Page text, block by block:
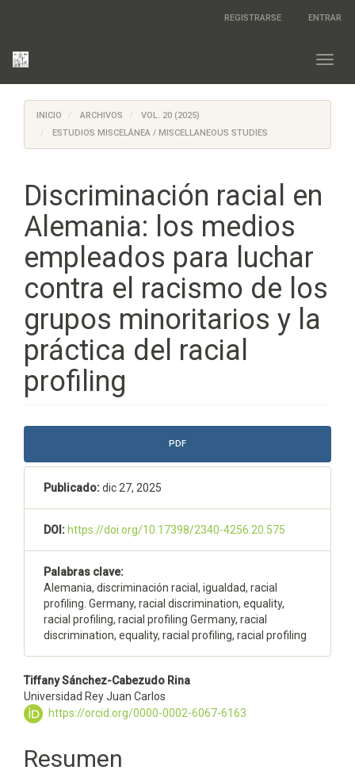
contenido
la
página
Navegación
principal
Contenido
lateral
REGISTRARSE ENTRAR
INICIO ARCHIVOS
VOL. 20 (2025)
ESTUDIOS MISCELÁNEA / MISCELLANEOUS STUDIES
Discriminación racial en
Alemania: los medios
empleados para luchar
contra el racismo de los
grupos minoritarios y la
práctica del racial
profiling
Barra
lateral
del
artículo
PDF
Publicado:dic 27, 2025
DOI: https://doi.org/10.17398/2340-4256.20.575
Palabras clave:
Alemania, discriminación racial, igualdad, racial
profiling. Germany, racial discrimination, equality,
racial profiling, racial profiling Germany, racial
discrimination, equality, racial profiling, racial profiling
Contenido
principal
artículo
Tiffany Sánchez-Cabezudo Rina
Universidad Rey Juan Carlos
https://orcid.org/0000-0002-6067-6163
Resumen